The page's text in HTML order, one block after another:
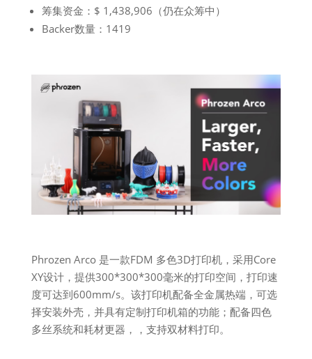
筹集资金：$ 1,438,906（仍在众筹中）
Backer数量：1419
Phrozen Arco 是一款FDM 多色3D打印机，采用Core
XY设计，提供300*300*300毫米的打印空间，打印速
度可达到600mm/s。该打印机配备全金属热端，可选
择安装外壳，并具有定制打印机箱的功能；配备四色
多丝系统和耗材更器，，支持双材料打印。